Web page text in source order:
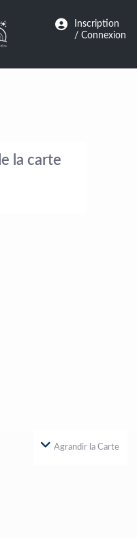
Inscription
/ Connexion
la carte
Agrandir la Carte